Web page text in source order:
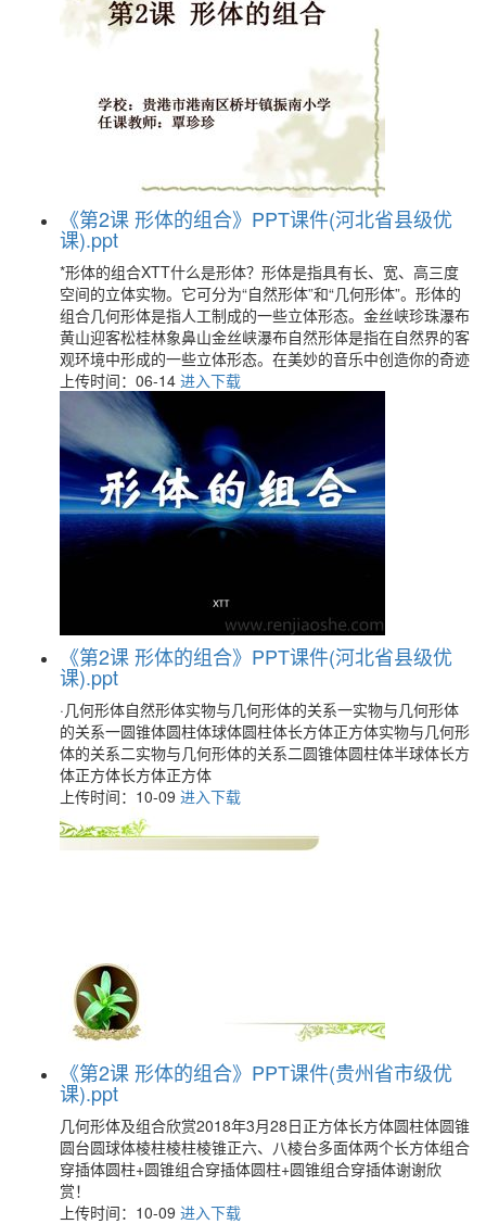
《第2课 形体的组合》PPT课件(河北省县级优
课).ppt
*形体的组合XTT什么是形体？形体是指具有长、宽、高三度
空间的立体实物。它可分为“自然形体”和“几何形体”。形体的
组合几何形体是指人工制成的一些立体形态。金丝峡珍珠瀑布
黄山迎客松桂林象鼻山金丝峡瀑布自然形体是指在自然界的客
观环境中形成的一些立体形态。在美妙的音乐中创造你的奇迹
上传时间：06-14 进入下载
《第2课 形体的组合》PPT课件(河北省县级优
课).ppt
·几何形体自然形体实物与几何形体的关系一实物与几何形体
的关系一圆锥体圆柱体球体圆柱体长方体正方体实物与几何形
体的关系二实物与几何形体的关系二圆锥体圆柱体半球体长方
体正方体长方体正方体
上传时间：10-09 进入下载
《第2课 形体的组合》PPT课件(贵州省市级优
课).ppt
几何形体及组合欣赏2018年3月28日正方体长方体圆柱体圆锥
圆台圆球体棱柱棱柱棱锥正六、八棱台多面体两个长方体组合
穿插体圆柱+圆锥组合穿插体圆柱+圆锥组合穿插体谢谢欣
赏！
上传时间：10-09 进入下载